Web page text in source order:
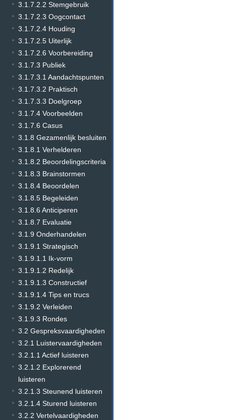
3.1.7.2.2 Stemgebruik
3.1.7.2.3 Oogcontact
3.1.7.2.4 Houding
3.1.7.2.5 Uiterlijk
3.1.7.2.6 Voorbereiding
3.1.7.3 Publiek
3.1.7.3.1 Aandachtspunten
3.1.7.3.2 Praktisch
3.1.7.3.3 Doelgroep
3.1.7.4 Voorbeelden
3.1.7.6 Casus
3.1.8 Gezamenlijk besluiten
3.1.8.1 Verhelderen
3.1.8.2 Beoordelingscriteria
3.1.8.3 Brainstormen
3.1.8.4 Beoordelen
3.1.8.5 Begeleiden
3.1.8.6 Anticiperen
3.1.8.7 Evaluatie
3.1.9 Onderhandelen
3.1.9.1 Strategisch
3.1.9.1.1 Ik-vorm
3.1.9.1.2 Redelijk
3.1.9.1.3 Constructief
3.1.9.1.4 Tips en trucs
3.1.9.2 Verleiden
3.1.9.3 Rondes
3.2 Gespreksvaardigheden
3.2.1 Luistervaardigheden
3.2.1.1 Actief luisteren
3.2.1.2 Explorerend
luisteren
3.2.1.3 Steunend luisteren
3.2.1.4 Sturend luisteren
3.2.2 Vertelvaardigheden